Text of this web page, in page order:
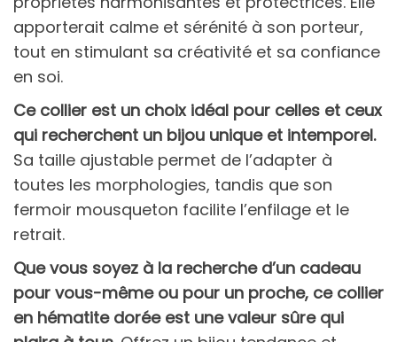
apporterait calme et sérénité à son porteur,
tout en stimulant sa créativité et sa confiance
en soi.
Ce collier est un choix idéal pour celles et ceux
qui recherchent un bijou unique et intemporel.
Sa taille ajustable permet de l’adapter à
toutes les morphologies, tandis que son
fermoir mousqueton facilite l’enfilage et le
retrait.
Que vous soyez à la recherche d’un cadeau
pour vous-même ou pour un proche, ce collier
en hématite dorée est une valeur sûre qui